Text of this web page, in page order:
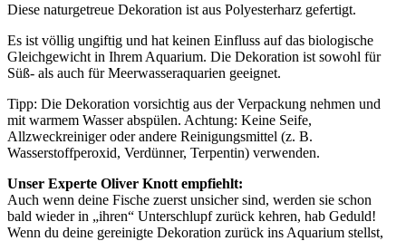
Diese naturgetreue Dekoration ist aus Polyesterharz gefertigt.
Es ist völlig ungiftig und hat keinen Einfluss auf das biologische
Gleichgewicht in Ihrem Aquarium. Die Dekoration ist sowohl für
Süß- als auch für Meerwasseraquarien geeignet.
Tipp: Die Dekoration vorsichtig aus der Verpackung nehmen und
mit warmem Wasser abspülen. Achtung: Keine Seife,
Allzweckreiniger oder andere Reinigungsmittel (z. B.
Wasserstoffperoxid, Verdünner, Terpentin) verwenden.
Unser Experte Oliver Knott empfiehlt:
Auch wenn deine Fische zuerst unsicher sind, werden sie schon
bald wieder in „ihren“ Unterschlupf zurück kehren, hab Geduld!
Wenn du deine gereinigte Dekoration zurück ins Aquarium stellst,